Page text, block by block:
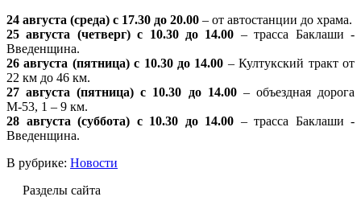
24 августа (среда) с 17.30 до 20.00 – от автостанции до храма.
25 августа (четверг) с 10.30 до 14.00 – трасса Баклаши -
Введенщина.
26 августа (пятница) с 10.30 до 14.00 – Култукский тракт от
22 км до 46 км.
27 августа (пятница) с 10.30 до 14.00– объездная дорога
М-53, 1 – 9 км.
28 августа (суббота) с 10.30 до 14.00 – трасса Баклаши -
Введенщина.
В рубрике: Новости
Разделы сайта